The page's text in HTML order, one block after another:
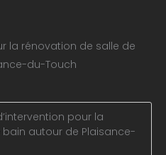
la rénovation de salle de
du-Touch
pour la
autour de Plaisance-